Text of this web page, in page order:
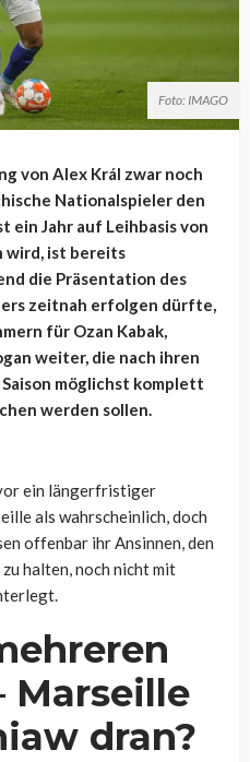
Foto: IMAGO
von Alex Král zwar noch
Nationalspieler den
ein Jahr auf Leihbasis von
wird, ist bereits
die Präsentation des
zeitnah erfolgen dürfte,
für Ozan Kabak,
weiter, die nach ihren
möglichst komplett
werden sollen.
ein längerfristiger
als wahrscheinlich, doch
offenbar ihr Ansinnen, den
halten, noch nicht mit
Marseille
dran?